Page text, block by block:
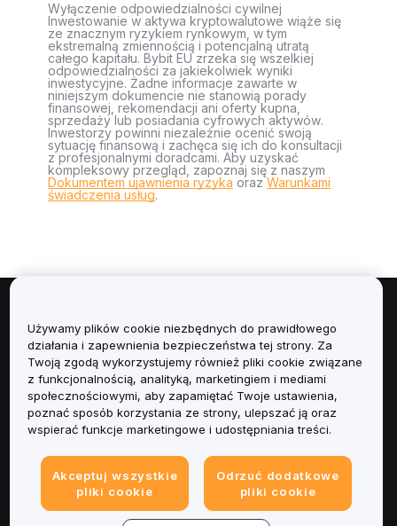
Wyłączenie odpowiedzialności cywilnej
Inwestowanie w aktywa kryptowalutowe wiąże się
ze znacznym ryzykiem rynkowym, w tym
ekstremalną zmiennością i potencjalną utratą
całego kapitału. Bybit EU zrzeka się wszelkiej
odpowiedzialności za jakiekolwiek wyniki
inwestycyjne. Żadne informacje zawarte w
niniejszym dokumencie nie stanowią porady
finansowej, rekomendacji ani oferty kupna,
sprzedaży lub posiadania cyfrowych aktywów.
Inwestorzy powinni niezależnie ocenić swoją
sytuację finansową i zachęca się ich do konsultacji
z profesjonalnymi doradcami. Aby uzyskać
kompleksowy przegląd, zapoznaj się z naszym
Dokumentem ujawnienia ryzyka orazWarunkami
świadczenia usług.
Informacje
Usługi
Obsługa Klienta
Informacje prawne
Używamy plików cookie niezbędnych do prawidłowego
działania i zapewnienia bezpieczeństwa tej strony. Za
Twoją zgodą wykorzystujemy również pliki cookie związane
z funkcjonalnością, analityką, marketingiem i mediami
społecznościowymi, aby zapamiętać Twoje ustawienia,
poznać sposób korzystania ze strony, ulepszać ją oraz
wspierać funkcje marketingowe i udostępniania treści.
Akceptuj wszystkie
pliki cookie
Odrzuć dodatkowe
pliki cookie